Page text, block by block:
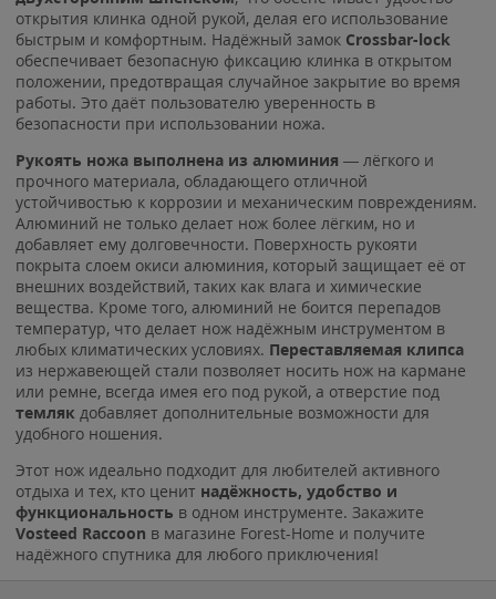
открытия клинка одной рукой, делая его использование
быстрым и комфортным. Надёжный замок Crossbar-lock
обеспечивает безопасную фиксацию клинка в открытом
положении, предотвращая случайное закрытие во время
работы. Это даёт пользователю уверенность в
безопасности при использовании ножа.
Рукоять ножа выполнена из алюминия — лёгкого и
прочного материала, обладающего отличной
устойчивостью к коррозии и механическим повреждениям.
Алюминий не только делает нож более лёгким, но и
добавляет ему долговечности. Поверхность рукояти
покрыта слоем окиси алюминия, который защищает её от
внешних воздействий, таких как влага и химические
вещества. Кроме того, алюминий не боится перепадов
температур, что делает нож надёжным инструментом в
любых климатических условиях. Переставляемая клипса
из нержавеющей стали позволяет носить нож на кармане
или ремне, всегда имея его под рукой, а отверстие под
темляк добавляет дополнительные возможности для
удобного ношения.
Этот нож идеально подходит для любителей активного
отдыха и тех, кто ценит надёжность, удобство и
функциональность в одном инструменте. Закажите
Vosteed Raccoon в магазине Forest-Home и получите
надёжного спутника для любого приключения!